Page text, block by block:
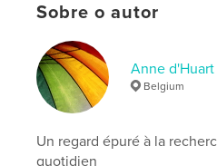
IdiomaEnglish
Palavras-chavee
handmade Jamaica ,
jewellery
Sobre o autor
Anne d'Huart
Belgium
Un regard épuré à la
quotidien